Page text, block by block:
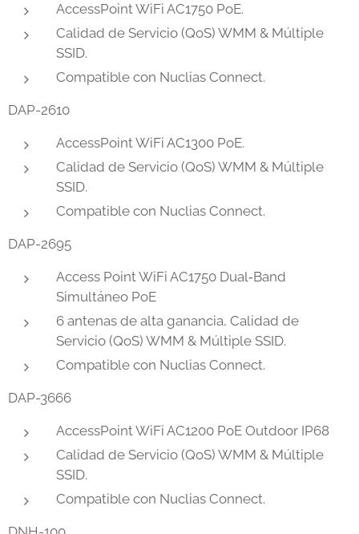
AccessPoint WiFi AC1750 PoE.
Calidad de Servicio (QoS) WMM & Múltiple
SSID.
Compatible con Nuclias Connect.
DAP-2610
AccessPoint WiFi AC1300 PoE.
Calidad de Servicio (QoS) WMM & Múltiple
SSID.
Compatible con Nuclias Connect.
DAP-2695
Access Point WiFi AC1750 Dual‑Band
Simultáneo PoE
6 antenas de alta ganancia, Calidad de
Servicio (QoS) WMM & Múltiple SSID.
Compatible con Nuclias Connect.
DAP-3666
AccessPoint WiFi AC1200 PoE Outdoor IP68
Calidad de Servicio (QoS) WMM & Múltiple
SSID.
Compatible con Nuclias Connect.